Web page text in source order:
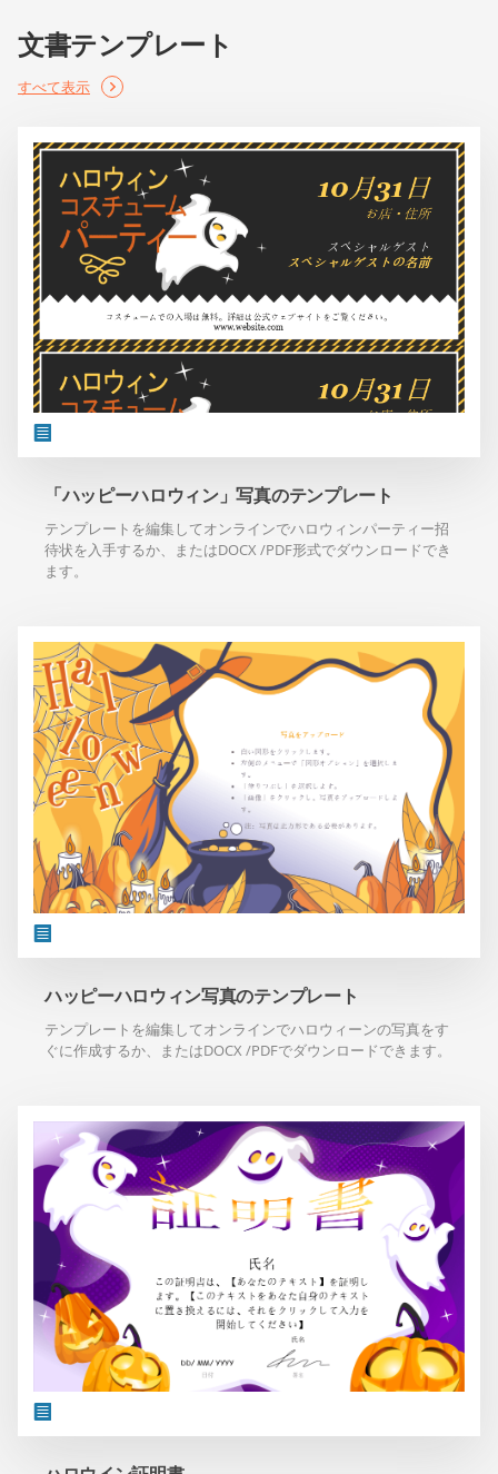
文書テンプレート
すべて表示
「ハッピーハロウィン」写真のテンプレート
テンプレートを編集してオンラインでハロウィンパーティー招
待状を入手するか、またはDOCX /PDF形式でダウンロードでき
ます。
ハッピーハロウィン写真のテンプレート
テンプレートを編集してオンラインでハロウィーンの写真をす
ぐに作成するか、またはDOCX /PDFでダウンロードできます。